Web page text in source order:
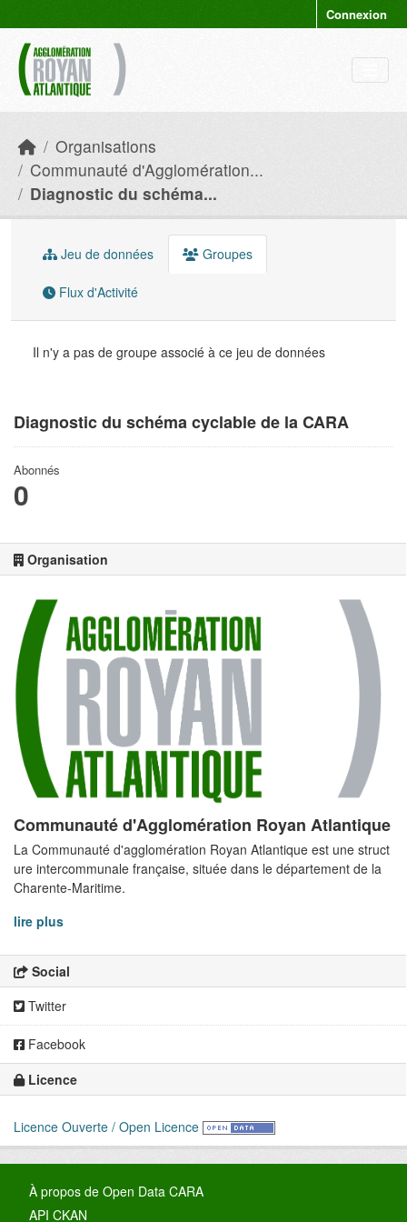
Connexion
Organisations
Communauté d'Agglomération...
Diagnostic du schéma...
Diagnostic du schéma cyclable de la CARA
Abonnés
0
Organisation
Communauté d'Agglomération Royan Atlantique
La Communauté d'agglomération Royan Atlantique est une struct
ure intercommunale française, située dans le département de la
Charente-Maritime.
lire plus
Social
Twitter
Facebook
Licence
Licence Ouverte / Open Licence
Jeu de données Groupes
Flux d'Activité
Il n'y a pas de groupe associé à ce jeu de données
À propos de Open Data CARA
API CKAN